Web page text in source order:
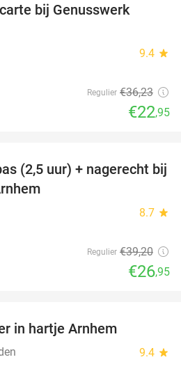
bij Genusswerk
9.4 star
Regulier €36,23
€22,95
31%
(2,5 uur) + nagerecht bij
8.7 star
Regulier €39,20
€26,95
in hartje Arnhem
9.4 star